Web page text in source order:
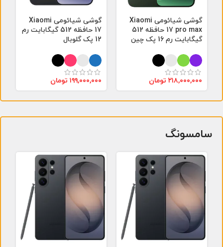
گوشی شیائومی Xiaomi
17 pro max حافظه 512
گیگابایت رم 16 پک چین
۲۱۸,۰۰۰,۰۰۰ تومان
گوشی شیائومی Xiaomi
17 حافظه 512 گیگابایت رم
12 پک گلوبال
۱۹۹,۰۰۰,۰۰۰ تومان
سامسونگ